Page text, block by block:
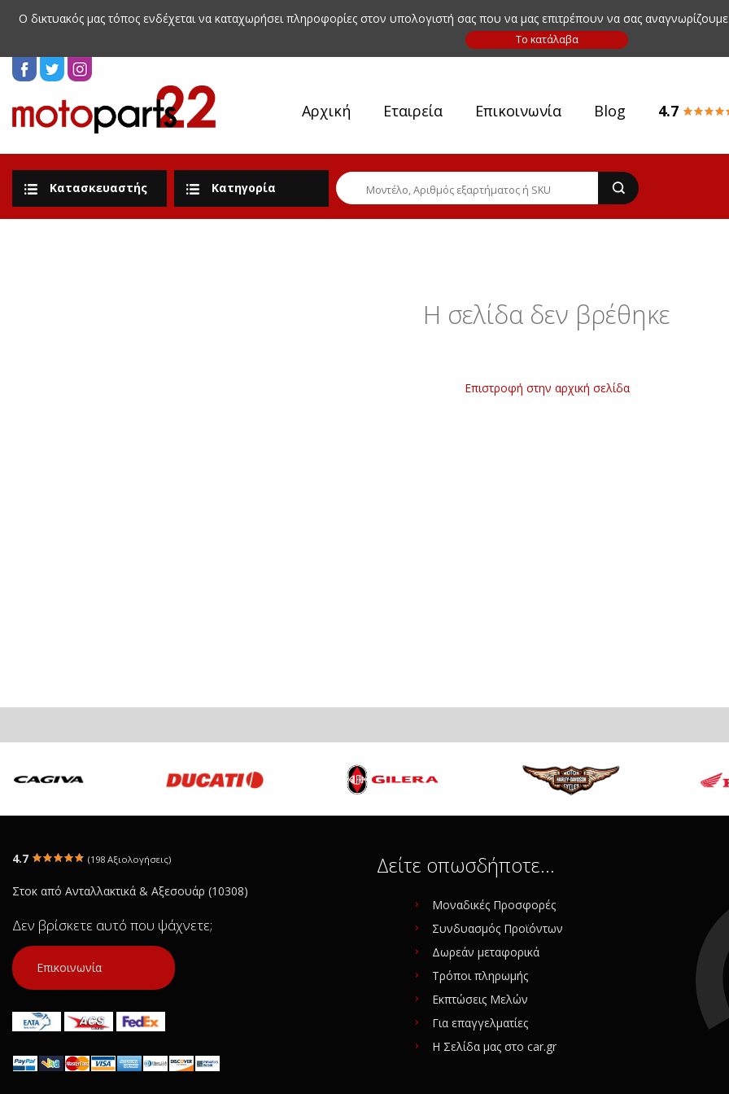
Ο δικτυακός μας τόπος ενδέχεται να καταχωρήσει πληροφορίες στον υπολογιστή σας που να μας επιτρέπουν να σας
Αρχική Εταιρεία Επικοινωνία Blog 4.7
Κατασκευαστής Κατηγορία
Η σελίδα δεν βρέθηκε
Επιστροφή στην αρχική σελίδα
4.7 (198 Αξιολογήσεις)
Στοκ από Ανταλλακτικά & Αξεσουάρ (10308)
Δεν βρίσκετε αυτό που ψάχνετε;
Επικοινωνία
Δείτε οπωσδήποτε…
Μοναδικές Προσφορές
Συνδυασμός Προϊόντων
Δωρεάν μεταφορικά
Τρόποι πληρωμής
Εκπτώσεις Μελών
Για επαγγελματίες
Η Σελίδα μας στο car.gr